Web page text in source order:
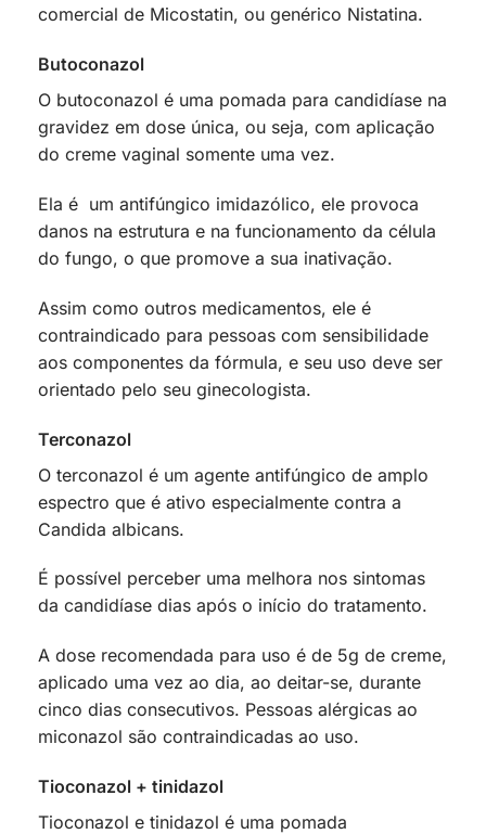
comercial de Micostatin, ou genérico Nistatina.
Butoconazol
O butoconazol é uma pomada para candidíase na
gravidez em dose única, ou seja, com aplicação
do creme vaginal somente uma vez.
Ela é um antifúngico imidazólico, ele provoca
danos na estrutura e na funcionamento da célula
do fungo, o que promove a sua inativação.
Assim como outros medicamentos, ele é
contraindicado para pessoas com sensibilidade
aos componentes da fórmula, e seu uso deve ser
orientado pelo seu ginecologista.
Terconazol
O terconazol é um agente antifúngico de amplo
espectro que é ativo especialmente contra a
Candida albicans.
É possível perceber uma melhora nos sintomas
da candidíase dias após o início do tratamento.
A dose recomendada para uso é de 5g de creme,
aplicado uma vez ao dia, ao deitar-se, durante
cinco dias consecutivos. Pessoas alérgicas ao
miconazol são contraindicadas ao uso.
Tioconazol + tinidazol
Tioconazol e tinidazol é uma pomada